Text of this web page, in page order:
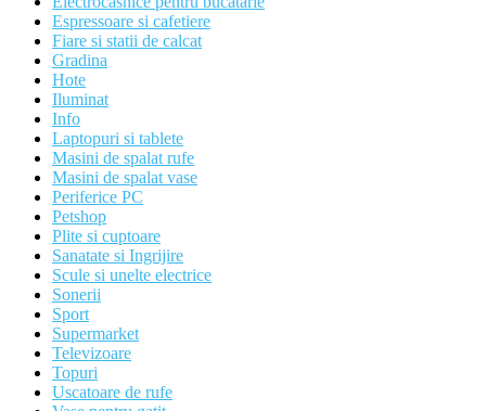
Espressoare si cafetiere
Fiare si statii de calcat
Gradina
Hote
Iluminat
Info
Laptopuri si tablete
Masini de spalat rufe
Masini de spalat vase
Periferice PC
Petshop
Plite si cuptoare
Sanatate si Ingrijire
Scule si unelte electrice
Sonerii
Sport
Supermarket
Televizoare
Topuri
Uscatoare de rufe